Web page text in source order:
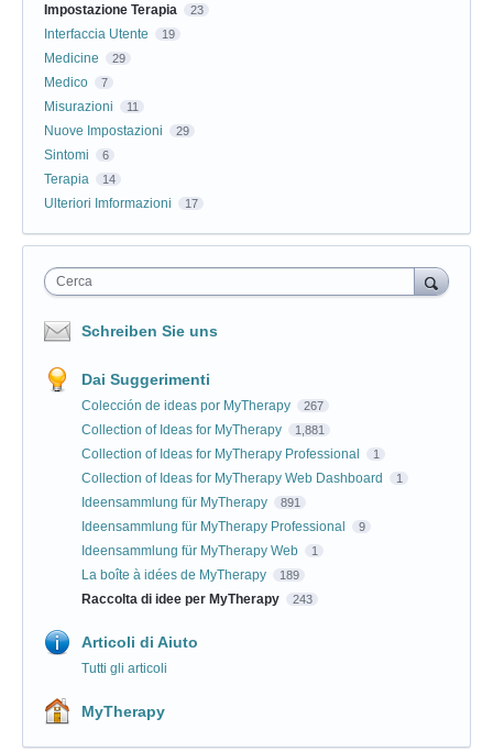
Impostazione Terapia 23
Interfaccia Utente 19
Medicine 29
Medico 7
Misurazioni 11
Nuove Impostazioni 29
Sintomi 6
Terapia 14
Ulteriori Imformazioni 17
Cerca
Schreiben Sie uns
Dai Suggerimenti
Colección de ideas por MyTherapy 267
Collection of Ideas for MyTherapy 1,881
Collection of Ideas for MyTherapy Professional 1
Collection of Ideas for MyTherapy Web Dashboard 1
Ideensammlung für MyTherapy 891
Ideensammlung für MyTherapy Professional 9
Ideensammlung für MyTherapy Web 1
La boîte à idées de MyTherapy 189
Raccolta di idee per MyTherapy 243
Articoli di Aiuto
Tutti gli articoli
MyTherapy